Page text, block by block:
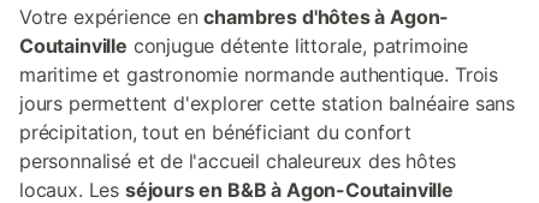
Votre expérience enchambres d'hôtes à Agon-
Coutainville conjugue détente littorale, patrimoine
maritime et gastronomie normande authentique. Trois
jours permettent d'explorer cette station balnéaire sans
précipitation, tout en bénéficiant du confort
personnalisé et de l'accueil chaleureux des hôtes
locaux. Les séjours en B&B à Agon-Coutainville